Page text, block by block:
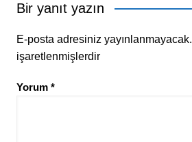
Bir yanıt yazın
E-posta adresiniz yayınlanmayacak.
işaretlenmişlerdir
Yorum *